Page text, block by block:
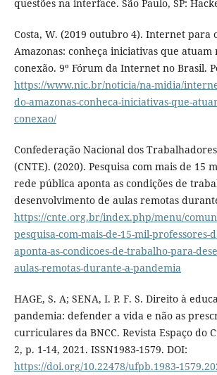
questões na interface. São Paulo, SP:
Costa, W. (2019 outubro 4). Internet para
Amazonas: conheça iniciativas que
conexão. 9º Fórum da Internet no Brasil.
https://www.nic.br/noticia/na-midia/
do-amazonas-conheca-iniciativas-que-
conexao/
Confederação Nacional dos
(CNTE). (2020). Pesquisa com mais de 15
rede pública aponta as condições de
desenvolvimento de aulas remotas
https://cnte.org.br/index.php/menu/
pesquisa-com-mais-de-15-mil-professores-
aponta-as-condicoes-de-trabalho-para-
aulas-remotas-durante-a-pandemia
HAGE, S. A; SENA, I. P. F. S. Direito à
pandemia: defender a vida e não as
curriculares da BNCC. Revista Espaço do
2, p. 1-14, 2021. ISSN1983-1579. DOI:
https://doi.org/10.22478/ufpb.1983-